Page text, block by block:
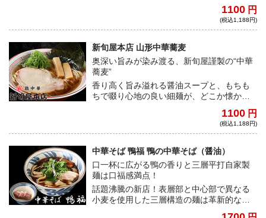
凝縮された濃厚海老スープが絡み合う老若
1100 円
(税込1,188円)
新旬屋本店 山形中華蕎麦
奥深い旨みが染み渡る、新旬屋謹製の“中華
蕎麦”
香り高く旨み溢れる醤油スープと、もちも
ちで啜り心地の良い細麺が、どこか懐かし
んわり染み渡る味わいで、毎日でも食べた
1100 円
(税込1,188円)
中華そば 鴨福 鴨の中華そば（醤油）
口一杯に広がる鴨の香りと三層平打自家製
麺は口福感満点！
話題沸騰の新店！表層部と中心部で異なる
小麦を使用した三層構造の麺は革新的な食